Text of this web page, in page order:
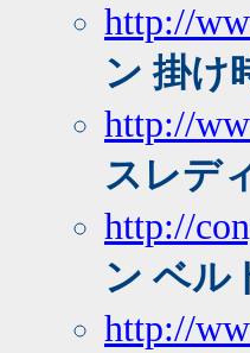
http://
ン 掛け
http://
スレデ
http://
ン ベル
http://